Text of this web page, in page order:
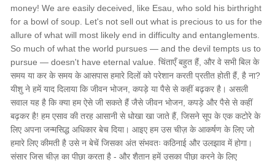
money! We are easily deceived, like Esau, who sold his birthright
for a bowl of soup. Let's not sell out what is precious to us for the
allure of what will most likely end in difficulty and entanglements.
So much of what the world pursues — and the devil tempts us to
pursue — doesn't have eternal value. चिंताएँ बहुत हैं, और वे सभी बिल के
समय या कर के समय के आसपास हमारे दिलों को परेशान करती प्रतीत होती हैं, है ना?
यीशु ने हमें याद दिलाया कि जीवन भोजन, कपड़े या पैसे से कहीं बढ़कर है। असली
सवाल यह है कि क्या हम ऐसे जी सकते हैं जैसे जीवन भोजन, कपड़े और पैसे से कहीं
बढ़कर है! हम एसाव की तरह आसानी से धोखा खा जाते हैं, जिसने सूप के एक कटोरे के
लिए अपना जन्मसिद्ध अधिकार बेच दिया। आइए हम उस चीज़ के आकर्षण के लिए जो
हमारे लिए कीमती है उसे न बेचें जिसका अंत संभवतः कठिनाई और उलझाव में होगा।
संसार जिस चीज़ का पीछा करता है - और शैतान हमें उसका पीछा करने के लिए